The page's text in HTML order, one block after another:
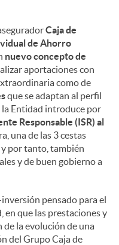
Caja de
de Ahorro
nuevo concepto de
aportaciones con
como de
que se adaptan al perfil
la Entidad introduce por
Responsable (ISR) al
una de las 3 cestas
por tanto, también
y de buen gobierno a
pensado para el
que las prestaciones y
de la evolución de una
del Grupo Caja de